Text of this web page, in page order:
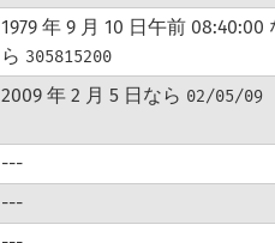
1979 年 9 月 10 日午前 08:40:00
ら 305815200
2009 年 2 月 5 日なら 02/05/09
---
---